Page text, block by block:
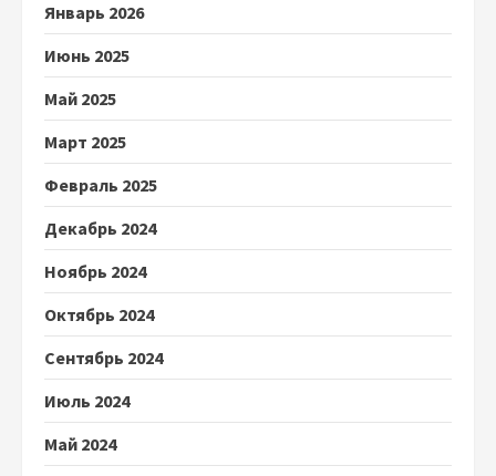
Январь 2026
Июнь 2025
Май 2025
Март 2025
Февраль 2025
Декабрь 2024
Ноябрь 2024
Октябрь 2024
Сентябрь 2024
Июль 2024
Май 2024